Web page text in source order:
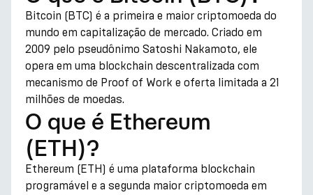
Bitcoin (BTC) é a primeira e maior criptomoeda do
mundo em capitalização de mercado. Criado em
2009 pelo pseudônimo Satoshi Nakamoto, ele
opera em uma blockchain descentralizada com
mecanismo de Proof of Work e oferta limitada a 21
milhões de moedas.
O que é Ethereum
(ETH)?
Ethereum (ETH) é uma plataforma blockchain
programável e a segunda maior criptomoeda em